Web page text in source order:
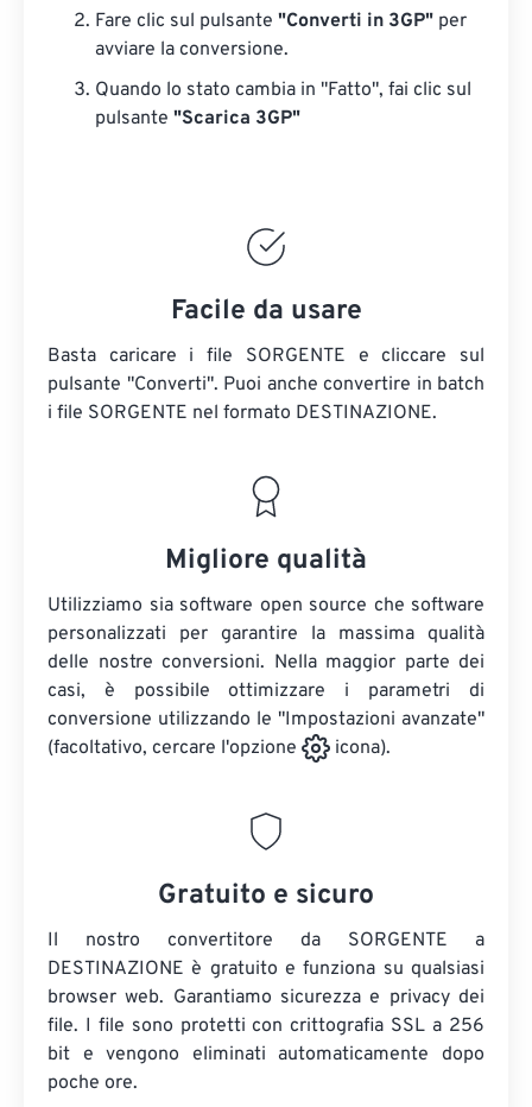
Fare clic sul pulsante "Converti in 3GP" per
avviare la conversione.
Quando lo stato cambia in "Fatto", fai clic sul
pulsante "Scarica 3GP"
Facile da usare
Basta caricare i file SORGENTE e cliccare sul
pulsante "Converti". Puoi anche convertire in batch
i file SORGENTE nel formato DESTINAZIONE.
Migliore qualità
Utilizziamo sia software open source che software
personalizzati per garantire la massima qualità
delle nostre conversioni. Nella maggior parte dei
casi, è possibile ottimizzare i parametri di
conversione utilizzando le "Impostazioni avanzate"
(facoltativo, cercare l'opzione
icona).
Gratuito e sicuro
Il nostro convertitore da SORGENTE a
DESTINAZIONE è gratuito e funziona su qualsiasi
browser web. Garantiamo sicurezza e privacy dei
file. I file sono protetti con crittografia SSL a 256
bit e vengono eliminati automaticamente dopo
poche ore.